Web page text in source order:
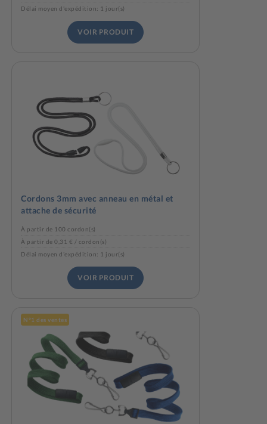
Délai moyen d'expédition: 1 jour(s)
VOIR PRODUIT
Cordons 3mm avec anneau en métal et
attache de sécurité
À partir de 100 cordon(s)
À partir de 0,31 € / cordon(s)
Délai moyen d'expédition: 1 jour(s)
VOIR PRODUIT
N°1 des ventes